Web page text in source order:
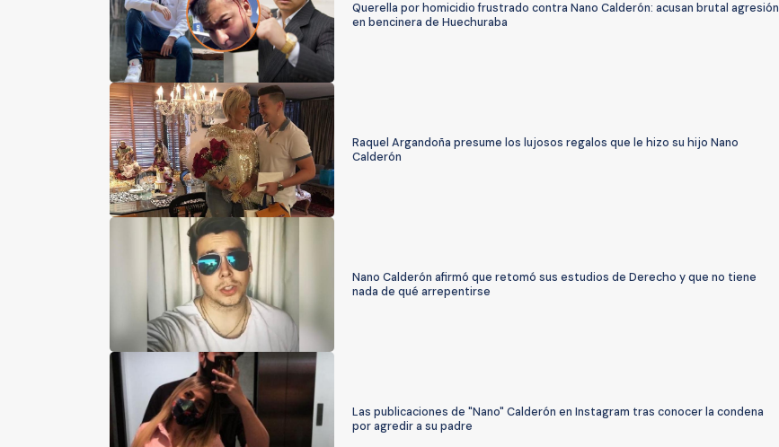
Querella por homicidio frustrado contra Nano Calderón: acusan brutal agresión
en bencinera de Huechuraba
Raquel Argandoña presume los lujosos regalos que le hizo su hijo Nano
Calderón
Nano Calderón afirmó que retomó sus estudios de Derecho y que no tiene
nada de qué arrepentirse
Las publicaciones de "Nano" Calderón en Instagram tras conocer la condena
por agredir a su padre